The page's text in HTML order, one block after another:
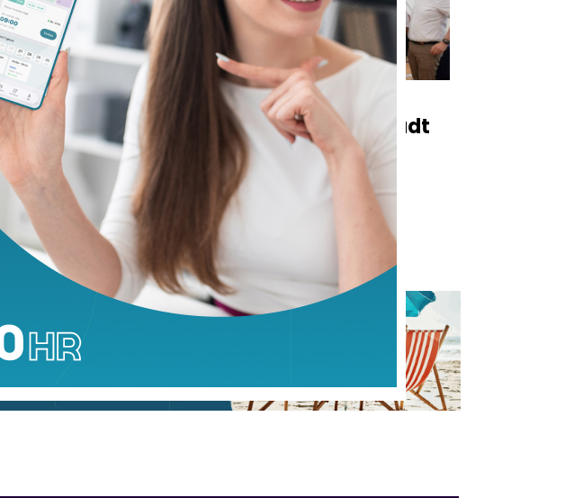
mortale sul
a Carrara:
schiacciato
alcune lastre di
Cronaca
Carrara e Ingolstadt
rinnovano il
gemellaggio di 64
anni alla Carrara
Weinfest